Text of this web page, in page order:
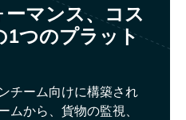
マンス、コス
1つのプラット
チーム向けに構築され
ムから、貨物の監視、